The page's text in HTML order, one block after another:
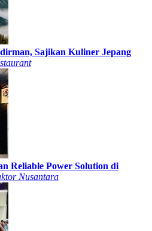
Sajikan Kuliner Jepang
Reliable Power Solution di
Nusantara